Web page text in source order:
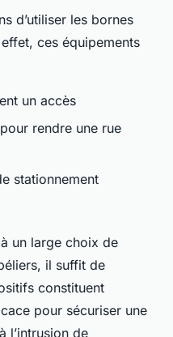
d’utiliser les bornes
ces équipements
un accès
rendre une rue
stationnement
un large choix de
il suffit de
constituent
pour sécuriser une
l’intrusion de